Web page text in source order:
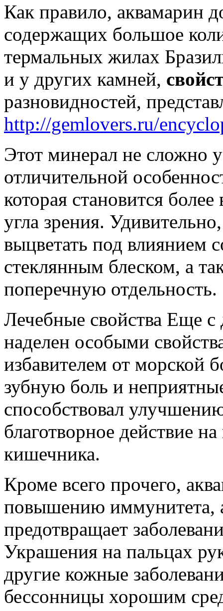
Как правило, аквамарин
содержащих большое
термальных жилах
и у других камней,
разновидностей,
http://gemlovers.ru/
Этот минерал не сложно
отличительной
которая становится
угла зрения.
выцветать под влиянием
стеклянным блеском, а
поперечную отдельность.
Лечебные свойства Еще с
наделен особыми
избавителем от морской
зубную боль и
способствовал
благотворное действие
кишечника.
Кроме всего прочего,
повышению иммунитета,
предотвращает
Украшения на пальцах
другие кожные
бессонницы хорошим